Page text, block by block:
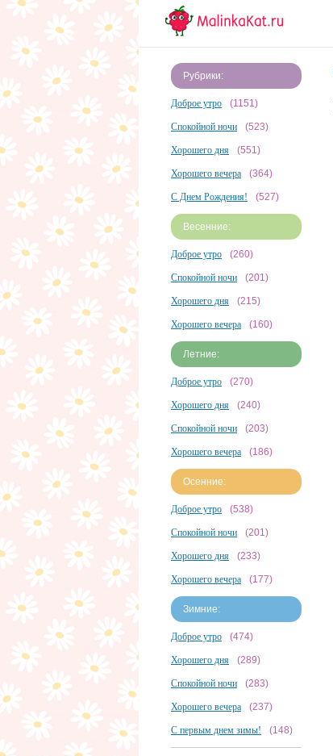
Рубрики:
Доброе утро (1151)
Спокойной ночи (523)
Хорошего дня (551)
Хорошего вечера (364)
С Днем Рождения! (527)
Весенние:
Доброе утро (260)
Спокойной ночи (201)
Хорошего дня (215)
Хорошего вечера (160)
Летние:
Доброе утро (270)
Хорошего дня (240)
Спокойной ночи (203)
Хорошего вечера (186)
Осенние:
Доброе утро (538)
Спокойной ночи (201)
Хорошего дня (233)
Хорошего вечера (177)
Зимние:
Доброе утро (474)
Хорошего дня (289)
Спокойной ночи (283)
Хорошего вечера (237)
С первым днем зимы! (148)